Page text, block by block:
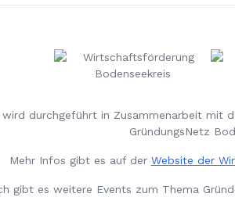
wird durchgeführt in Zusammenarbeit mit
GründungsNetz
Mehr Infos gibt es auf der Website der
gibt es weitere Events zum Thema